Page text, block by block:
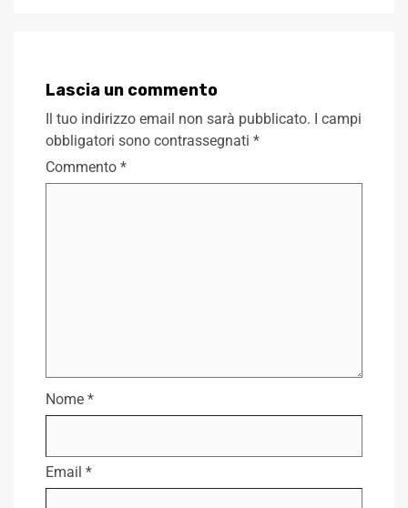
Lascia un commento
Il tuo indirizzo email non sarà pubblicato. I campi
obbligatori sono contrassegnati *
Commento *
Nome *
Email *